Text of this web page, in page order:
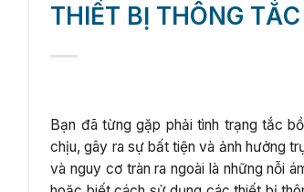
THIẾT BỊ THÔNG
Bạn đã từng gặp phải tình trạng tắc
chịu, gây ra sự bất tiện và ảnh hưởng
và nguy cơ tràn ra ngoài là những nỗi